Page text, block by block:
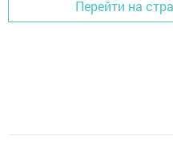
Перейти на